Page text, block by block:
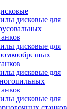
дисковые для
дисковые для
дисковые для
дисковые для
станков